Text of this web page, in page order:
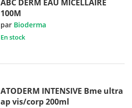
ABC DERM EAU MICELLAIRE
100M
par Bioderma
En stock
ATODERM INTENSIVE Bme ultra
ap vis/corp 200ml